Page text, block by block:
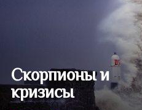
Скорпионы и
кризисы